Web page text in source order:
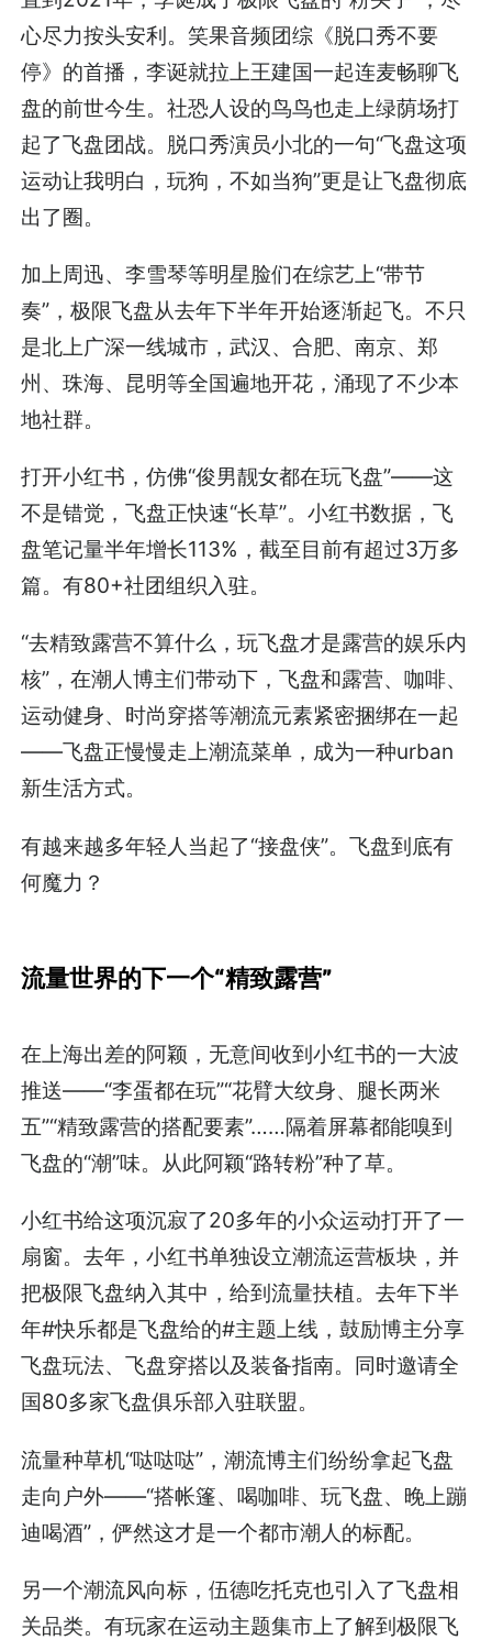
心尽力按头安利。笑果音频团综《脱口秀不要
停》的首播，李诞就拉上王建国一起连麦畅聊飞
盘的前世今生。社恐人设的鸟鸟也走上绿荫场打
起了飞盘团战。脱口秀演员小北的一句“飞盘这项
运动让我明白，玩狗，不如当狗”更是让飞盘彻底
出了圈。
加上周迅、李雪琴等明星脸们在综艺上“带节
奏”，极限飞盘从去年下半年开始逐渐起飞。不只
是北上广深一线城市，武汉、合肥、南京、郑
州、珠海、昆明等全国遍地开花，涌现了不少本
地社群。
打开小红书，仿佛“俊男靓女都在玩飞盘”——这
不是错觉，飞盘正快速“长草”。小红书数据，飞
盘笔记量半年增长113%，截至目前有超过3万多
篇。有80+社团组织入驻。
“去精致露营不算什么，玩飞盘才是露营的娱乐内
核”，在潮人博主们带动下，飞盘和露营、咖啡、
运动健身、时尚穿搭等潮流元素紧密捆绑在一起
——飞盘正慢慢走上潮流菜单，成为一种urban
新生活方式。
有越来越多年轻人当起了“接盘侠”。飞盘到底有
何魔力？
流量世界的下一个“精致露营”
在上海出差的阿颖，无意间收到小红书的一大波
推送——“李蛋都在玩”“花臂大纹身、腿长两米
五”“精致露营的搭配要素”……隔着屏幕都能嗅到
飞盘的“潮”味。从此阿颖“路转粉”种了草。
小红书给这项沉寂了20多年的小众运动打开了一
扇窗。去年，小红书单独设立潮流运营板块，并
把极限飞盘纳入其中，给到流量扶植。去年下半
年#快乐都是飞盘给的#主题上线，鼓励博主分享
飞盘玩法、飞盘穿搭以及装备指南。同时邀请全
国80多家飞盘俱乐部入驻联盟。
流量种草机“哒哒哒”，潮流博主们纷纷拿起飞盘
走向户外——“搭帐篷、喝咖啡、玩飞盘、晚上蹦
迪喝酒”，俨然这才是一个都市潮人的标配。
另一个潮流风向标，伍德吃托克也引入了飞盘相
关品类。有玩家在运动主题集市上了解到极限飞